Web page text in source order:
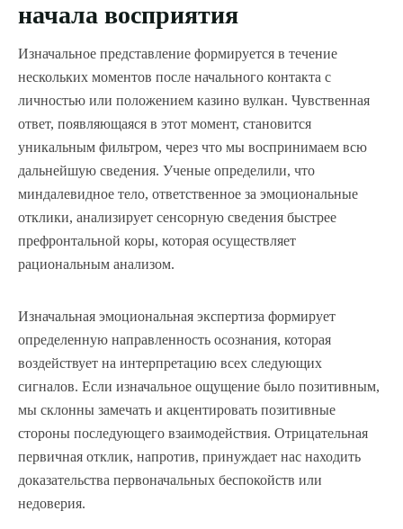
начала восприятия
Изначальное представление формируется в течение
нескольких моментов после начального контакта с
личностью или положением казино вулкан. Чувственная
ответ, появляющаяся в этот момент, становится
уникальным фильтром, через что мы воспринимаем всю
дальнейшую сведения. Ученые определили, что
миндалевидное тело, ответственное за эмоциональные
отклики, анализирует сенсорную сведения быстрее
префронтальной коры, которая осуществляет
рациональным анализом.
Изначальная эмоциональная экспертиза формирует
определенную направленность осознания, которая
воздействует на интерпретацию всех следующих
сигналов. Если изначальное ощущение было позитивным,
мы склонны замечать и акцентировать позитивные
стороны последующего взаимодействия. Отрицательная
первичная отклик, напротив, принуждает нас находить
доказательства первоначальных беспокойств или
недоверия.